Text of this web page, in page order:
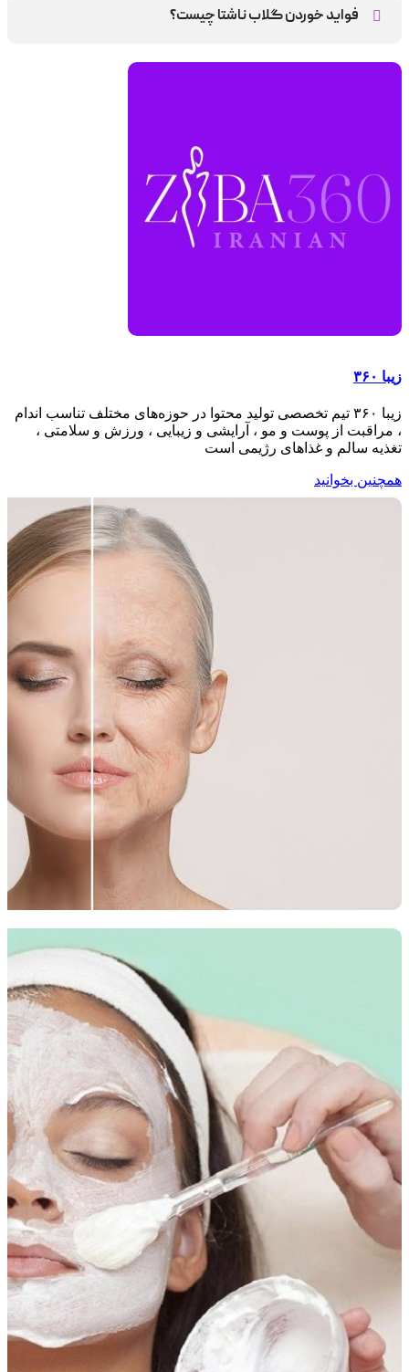
بدن کمک می کند.
فواید خوردن گلاب ناشتا چیست؟
زیبا ۳۶۰
زیبا ۳۶۰ تیم تخصصی تولید محتوا در حوزه‌های مختلف تناسب اندام
، مراقبت از پوست و مو ، آرایشی و زیبایی ، ورزش و سلامتی ،
تغذیه سالم و غذاهای رژیمی است
همچنین بخوانید